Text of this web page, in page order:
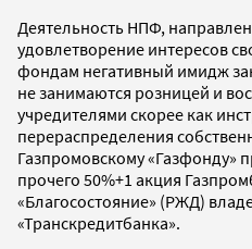
Деятельность НПФ,
удовлетворение интересов
фондам негативный имидж
не занимаются розницей и
учредителями скорее как
перераспределения
Газпромовскому «Газфонду»
прочего 50%+1 акция
«Благосостояние» (РЖД)
«Транскредитбанка».